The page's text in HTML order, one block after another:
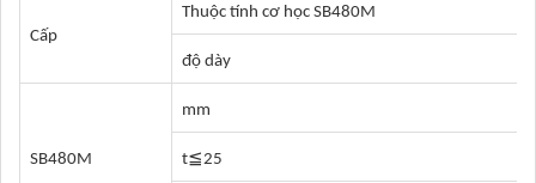
Cấp
Thuộc tính cơ học SB480M
độ dày
SB480M
mm
t≦25